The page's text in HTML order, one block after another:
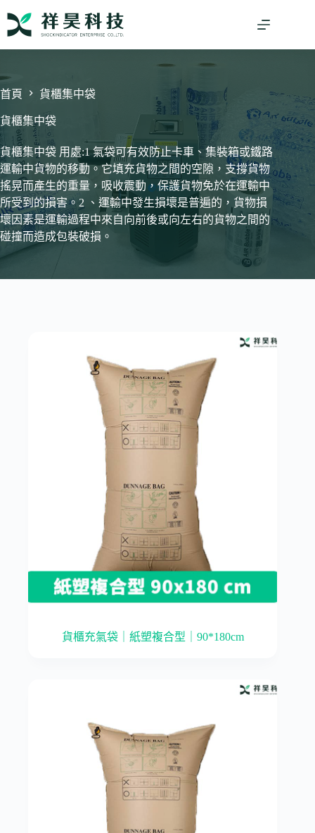
內
容
首頁 貨櫃集中袋
貨櫃集中袋
貨櫃集中袋 用處:1 氣袋可有效防止卡車、集裝箱或鐵路
運輸中貨物的移動。它填充貨物之間的空隙，支撐貨物
搖晃而產生的重量，吸收震動，保護貨物免於在運輸中
所受到的損害。2 、運輸中發生損壞是普遍的，貨物損
壞因素是運輸過程中來自向前後或向左右的貨物之間的
碰撞而造成包裝破損。
貨櫃充氣袋｜紙塑複合型｜90*180cm